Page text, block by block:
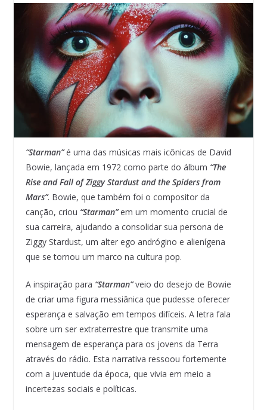
“Starman”é uma das músicas mais icônicas de David
Bowie, lançada em 1972 como parte do álbum “The
Rise and Fall of Ziggy Stardust and the Spiders from
Mars”. Bowie, que também foi o compositor da
canção, criou “Starman”em um momento crucial de
sua carreira, ajudando a consolidar sua persona de
Ziggy Stardust, um alter ego andrógino e alienígena
que se tornou um marco na cultura pop.
A inspiração para “Starman”veio do desejo de Bowie
de criar uma figura messiânica que pudesse oferecer
esperança e salvação em tempos difíceis. A letra fala
sobre um ser extraterrestre que transmite uma
mensagem de esperança para os jovens da Terra
através do rádio. Esta narrativa ressoou fortemente
com a juventude da época, que vivia em meio a
incertezas sociais e políticas.